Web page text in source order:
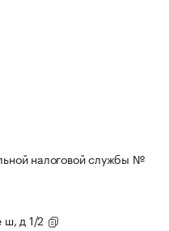
налоговой службы №
д 1/2